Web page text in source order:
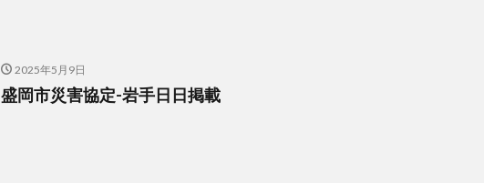
2025年5月9日
盛岡市災害協定-岩手日日掲載